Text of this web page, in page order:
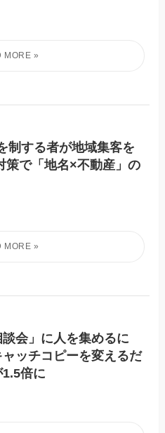
制する者が地域集客を
策で「地名×不動産」の
談会」に人を集めるに
ッチコピーを変えるだ
倍に